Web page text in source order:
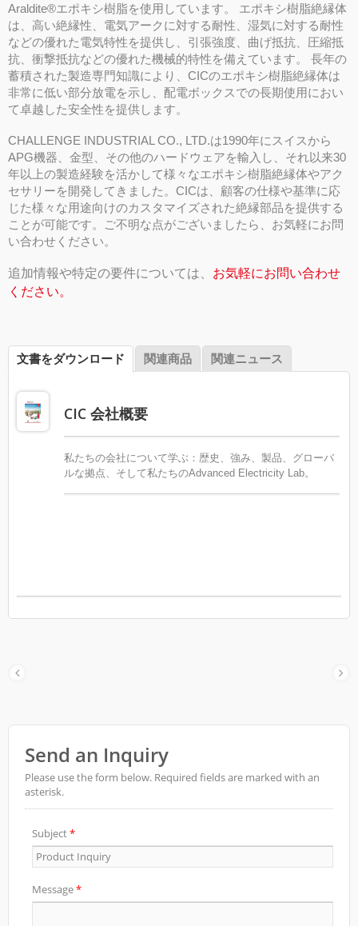
Araldite®エポキシ樹脂を使用しています。 エポキシ樹脂絶縁体
は、高い絶縁性、電気アークに対する耐性、湿気に対する耐性
などの優れた電気特性を提供し、引張強度、曲げ抵抗、圧縮抵
抗、衝撃抵抗などの優れた機械的特性を備えています。 長年の
蓄積された製造専門知識により、CICのエポキシ樹脂絶縁体は
非常に低い部分放電を示し、配電ボックスでの長期使用におい
て卓越した安全性を提供します。
CHALLENGE INDUSTRIAL CO., LTD.は1990年にスイスから
APG機器、金型、その他のハードウェアを輸入し、それ以来30
年以上の製造経験を活かして様々なエポキシ樹脂絶縁体やアク
セサリーを開発してきました。CICは、顧客の仕様や基準に応
じた様々な用途向けのカスタマイズされた絶縁部品を提供する
ことが可能です。ご不明な点がございましたら、お気軽にお問
い合わせください。
追加情報や特定の要件については、 お気軽にお問い合わせ
ください。
文書をダウンロード 関連商品 関連ニュース
CIC 会社概要
私たちの会社について学ぶ：歴史、強み、製品、グローバ
ルな拠点、そして私たちのAdvanced Electricity Lab。